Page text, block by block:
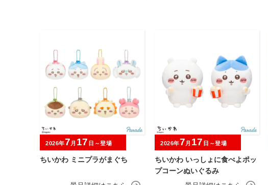
ちいかわ ミニプラがまぐち
2026年7 月 17 日～登場
ちいかわ いっしょに食べよポッ
プコーンぬいぐるみ
2026年7 月 17 日～登場